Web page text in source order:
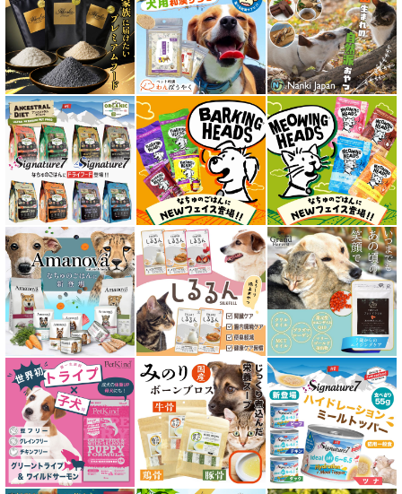
愛猫用ウェット300円以下コーナー
全年齢対応 フード for CAT
キトン用 フード for CAT
成猫用 フード for CAT
シニア猫用 フード for CAT
皮膚・被毛ケア対応 フード for CAT
食物アレルギー対応キャットフード
腎臓ケア対応キャットフード
関節サポート対応 フード for CAT